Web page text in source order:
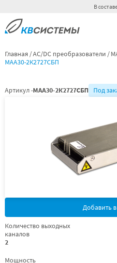
В
Главная AC/DC преобразователи
МАА30-2К2727СБП
Артикул -МАА30-2К2727СБП Под
Добавить
Количество выходных
каналов
2
Мощность